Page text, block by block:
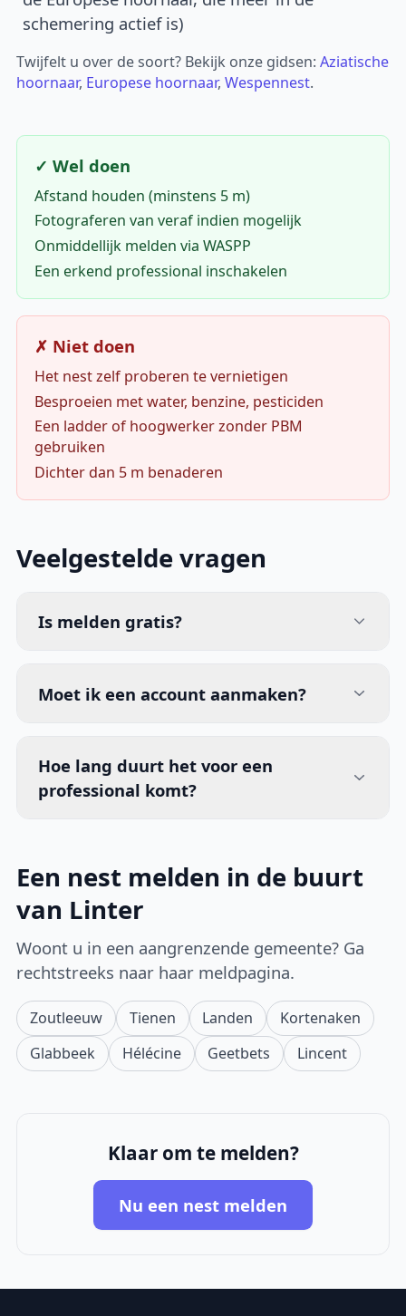
schemering actief is)
Twijfelt u over de soort? Bekijk onze gidsen:Aziatische
hoornaar, Europese hoornaar,Wespennest.
✓ Wel doen
Afstand houden (minstens 5 m)
Fotograferen van veraf indien mogelijk
Onmiddellijk melden via WASPP
Een erkend professional inschakelen
✗ Niet doen
Het nest zelf proberen te vernietigen
Besproeien met water, benzine, pesticiden
Een ladder of hoogwerker zonder PBM
gebruiken
Dichter dan 5 m benaderen
Veelgestelde vragen
Is melden gratis?
Moet ik een account aanmaken?
Hoe lang duurt het voor een
professional komt?
Een nest melden in de buurt
van Linter
Woont u in een aangrenzende gemeente? Ga
rechtstreeks naar haar meldpagina.
Zoutleeuw Tienen Landen
Kortenaken
Glabbeek
Hélécine Geetbets Lincent
Klaar om te melden?
Nu een nest melden